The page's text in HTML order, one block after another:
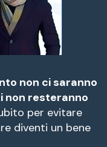
non ci saranno
non resteranno
per evitare
diventi un bene